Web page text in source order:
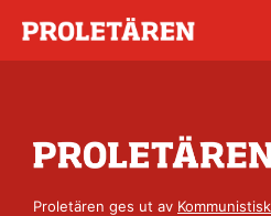
Proletären ges ut av